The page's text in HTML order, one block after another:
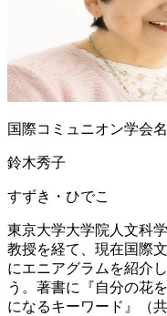
国際コミュニオン学会
鈴木秀子
すずき・ひでこ
東京大学大学院人文科
教授を経て、現在国際
にエニアグラムを紹介
う。著書に『自分の花
になるキーワード』（